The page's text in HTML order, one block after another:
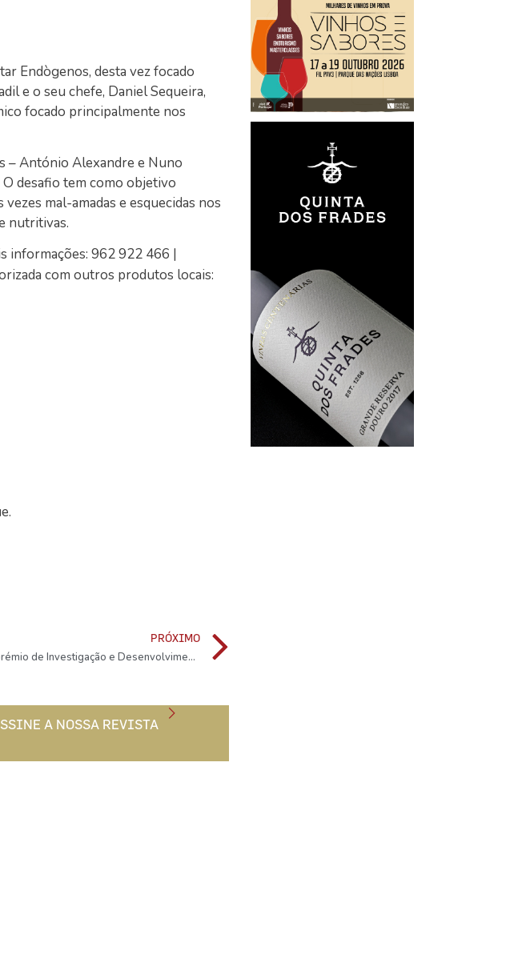
Endògenos, desta vez focado
e o seu chefe, Daniel Sequeira,
focado principalmente nos
– António Alexandre e Nuno
desafio tem como objetivo
mal-amadas e esquecidas nos
nutritivas.
informações: 962 922 466 |
com outros produtos locais:
PRÓXIMO
Sogrape distinguida com prémio de Investigação e Desenvolvimento
A NOSSA REVISTA